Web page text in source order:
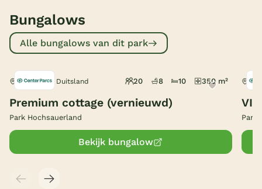
Bungalows
Alle bungalows van dit park
Medebach, Duitsland 20 8 10 350 m²
Premium cottage (vernieuwd)
Park Hochsauerland
Bekijk bungalow
Park